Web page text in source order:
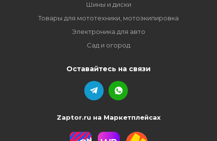
Шины и диски
Товары для мототехники, мотоэкипировка
Электроника для авто
Сад и огород
Оставайтесь на связи
Zaptor.ru на Маркетплейсах